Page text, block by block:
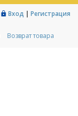
Вход | Регистрация
Возврат товара